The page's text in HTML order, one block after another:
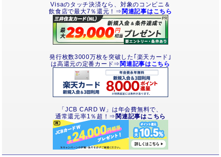
Visaのタッチ決済なら、対象のコンビニ＆
飲食店で最大7％還元！⇒ 関連記事はこちら
発行枚数3000万枚を突破した｢楽天カード｣
は高還元の定番カード⇒ 関連記事はこちら
「JCB CARD W」は年会費無料で、
通常還元率1％超！⇒ 関連記事はこちら